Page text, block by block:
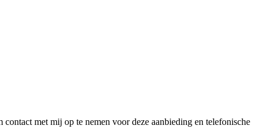
met mij op te nemen voor deze aanbieding en telefonische